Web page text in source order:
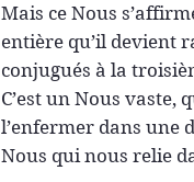
Mais ce Nous
entière qu’il devient
conjugués à la
C’est un Nous
l’enfermer dans une
Nous qui nous relie